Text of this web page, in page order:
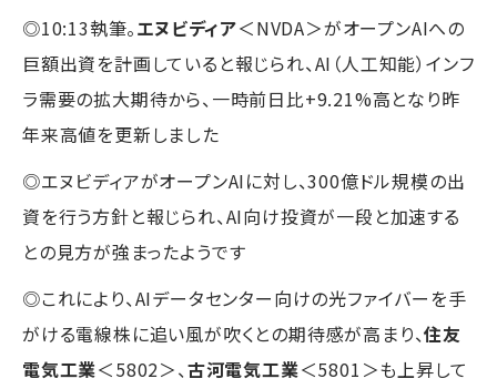
◎10:13執筆。エヌビディア＜NVDA＞がオープンAIへの
巨額出資を計画していると報じられ、AI（人工知能）インフ
ラ需要の拡大期待から、一時前日比+9.21%高となり昨
年来高値を更新しました
◎エヌビディアがオープンAIに対し、300億ドル規模の出
資を行う方針と報じられ、AI向け投資が一段と加速する
との見方が強まったようです
◎これにより、AIデータセンター向けの光ファイバーを手
がける電線株に追い風が吹くとの期待感が高まり、住友
電気工業＜5802＞、古河電気工業＜5801＞も上昇して